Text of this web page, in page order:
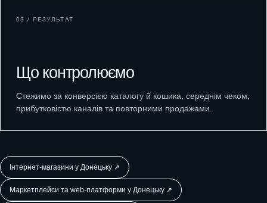
03 / РЕЗУЛЬТАТ
Що контролюємо
Стежимо за конверсією каталогу й кошика, середнім чеком,
прибутковістю каналів та повторними продажами.
Інтернет-магазини у Донецьку ↗
Маркетплейси та web-платформи у Донецьку ↗